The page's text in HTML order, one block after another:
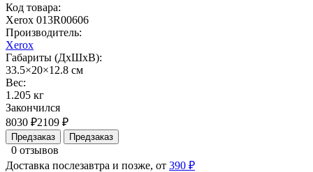
Код товара:
Xerox 013R00606
Производитель:
Xerox
Габариты (ДхШхВ):
33.5×20×12.8 см
Вес:
1.205 кг
Закончился
8030 ₽2109 ₽
Предзаказ Предзаказ
0 отзывов
Доставка послезавтра и позже, от 390 ₽